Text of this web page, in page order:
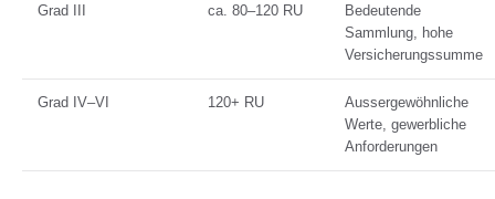
Grad III ca. 80–120 RU
Bedeutende
Sammlung, hohe
Versicherungssumme
Grad IV–VI 120+ RU
Aussergewöhnliche
Werte, gewerbliche
Anforderungen